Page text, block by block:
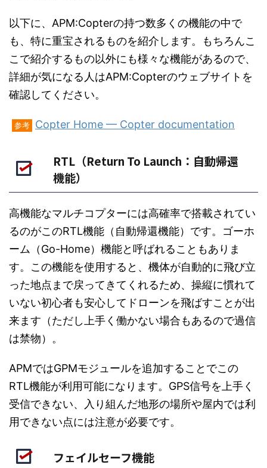
以下に、APM:Copterの持つ数多くの機能の中で
も、特に重宝されるものを紹介します。もちろんこ
こで紹介するもの以外にも様々な機能があるので、
詳細が気になる人はAPM:Copterのウェブサイトを
確認してください。
参考 Copter Home — Copter documentation
RTL（Return To Launch：自動帰還
機能）
高機能なマルチコプターには高確率で搭載されてい
るのがこのRTL機能（自動帰還機能）です。ゴーホ
ーム（Go-Home）機能と呼ばれることもありま
す。この機能を使用すると、機体が自動的に飛び立
った地点まで戻ってきてくれるため、操縦に慣れて
いない初心者も安心してドローンを飛ばすことが出
来ます（ただし上手く働かない場合もあるので過信
は禁物）。
APMではGPMモジュールを追加することでこの
RTL機能が利用可能になります。GPS信号を上手く
受信できない、入り組んだ地形の場所や屋内では利
用できない点には注意が必要です。
フェイルセーフ機能